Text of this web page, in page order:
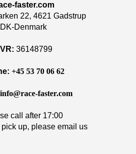
faster.com
22, 4621 Gadstrup
DK-Denmark
36148799
+45 53 70 06 62
info@race-faster.com
call after 17:00
pick up, please email us